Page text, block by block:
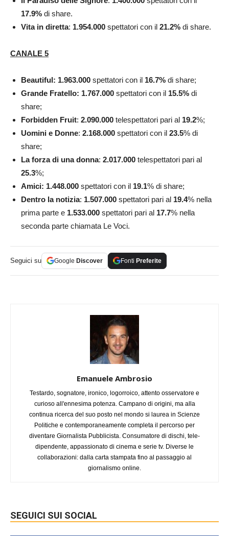
17.9% di share.
Vita in diretta: 1.954.000 spettatori con il 21.2% di share.
CANALE 5
Beautiful: 1.963.000 spettatori con il 16.7% di share;
Grande Fratello: 1.767.000 spettatori con il 15.5% di
share;
Forbidden Fruit: 2.090.000 telespettatori pari al 19.2%;
Uomini e Donne: 2.168.000 spettatori con il 23.5% di
share;
La forza di una donna: 2.017.000 telespettatori pari al
25.3%;
Amici: 1.448.000 spettatori con il 19.1% di share;
Dentro la notizia: 1.507.000 spettatori pari al 19.4% nella
prima parte e 1.533.000 spettatori pari al 17.7% nella
seconda parte chiamata Le Voci.
Seguici su Google Discover Fonti Preferite
Emanuele Ambrosio
Testardo, sognatore, ironico, logorroico, attento osservatore e
curioso all'ennesima potenza. Campano di origini, ma alla
continua ricerca del suo posto nel mondo si laurea in Scienze
Politiche e contemporaneamente completa il percorso per
diventare Giornalista Pubblicista. Consumatore di dischi, tele-
dipendente, appassionato di cinema e serie tv. Diverse le
collaborazioni: dalla carta stampata fino al passaggio al
giornalismo online.
SEGUICI SUI SOCIAL